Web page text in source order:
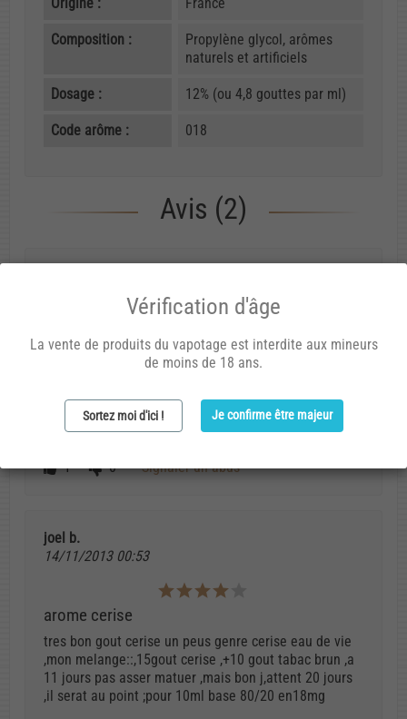
Composition :
Propylène glycol, arômes
naturels et artificiels
Dosage : 12% (ou 4,8 gouttes par ml)
Code arôme : 018
Avis (2)
11/02/2014 20:08
gaf au noyaux lol
discret faut attendre maturation j ai mis un peut de
sweetener histoire de voire si sa lui releve un peut +
de gout
1
0 Signaler un abus
joel b.
14/11/2013 00:53
arome cerise
tres bon gout cerise un peus genre cerise eau de vie
,mon melange::,15gout cerise ,+10 gout tabac brun ,a
11 jours pas asser matuer ,mais bon j,attent 20 jours
,il serat au point ;pour 10ml base 80/20 en18mg
Vérification d'âge
La vente de produits du vapotage est interdite aux mineurs
de moins de 18 ans.
Sortez moi d'ici ! Je confirme être majeur